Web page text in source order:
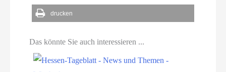
drucken
Das könnte Sie auch interessieren ...